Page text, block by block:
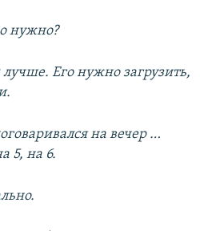
нужно?
Его нужно загрузить,
на вечер …
5, на 6.